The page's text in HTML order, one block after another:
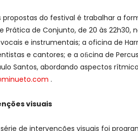
propostas do festival é trabalhar a
Prática de Conjunto, de 20 às
e instrumentais; a oficina de
e cantores; e a oﬁcina de
Santos, abordando aspectos
.
visuais
de intervenções visuais foi